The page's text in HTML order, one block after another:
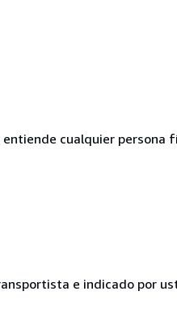
cualquier persona
e indicado por